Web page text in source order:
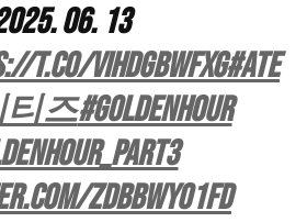
06. 13
t.co/vIhdgBwfXg#ATE
티즈#GOLDENHOUR
zDBbwyo1FD